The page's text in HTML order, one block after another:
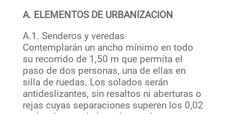
A. ELEMENTOS DE URBANIZACION
A.1. Senderos y veredas
Contemplarán un ancho mínimo en todo
su recorrido de 1,50 m que permita el
paso de dos personas, una de ellas en
silla de ruedas. Los solados serán
antideslizantes, sin resaltos ni aberturas o
rejas cuyas separaciones superen los 0,02